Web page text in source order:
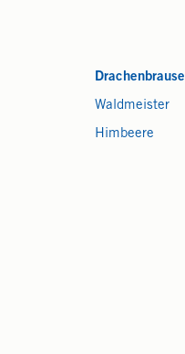
Drachenbrause
Waldmeister
Himbeere